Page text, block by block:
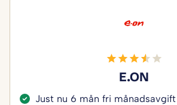
E.ON
Just nu 6 mån fri